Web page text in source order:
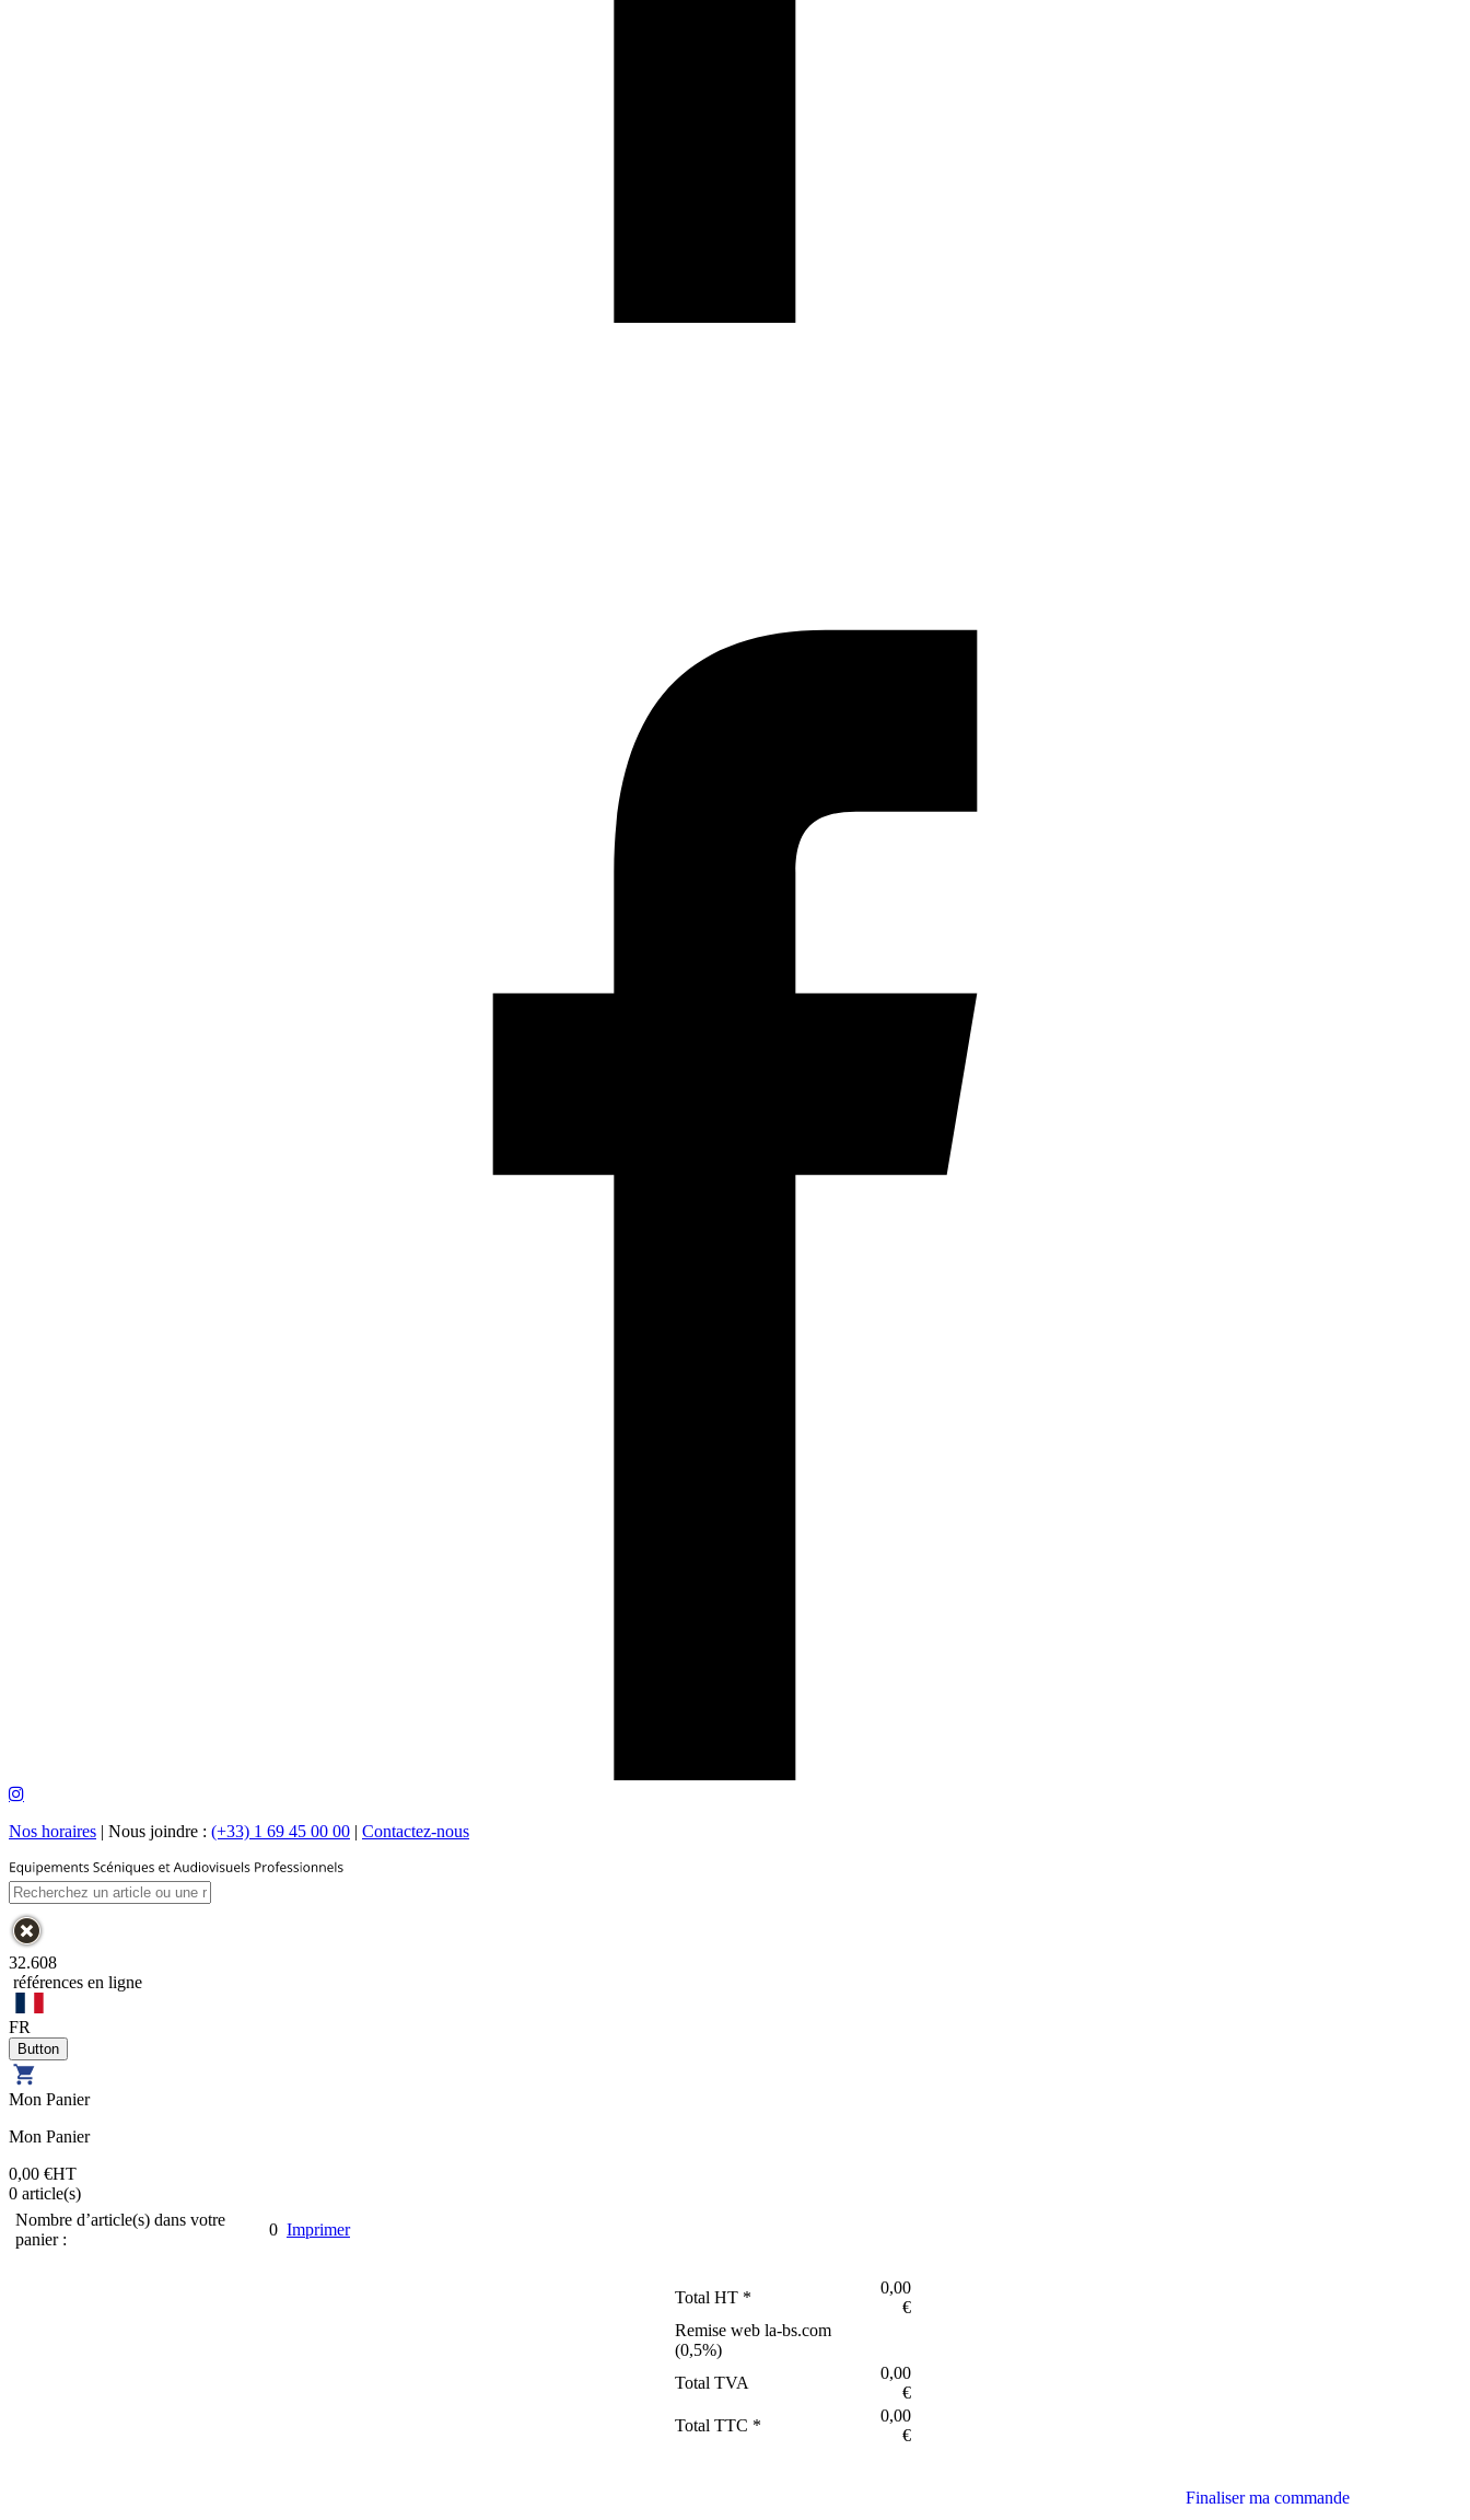
Nos horaires | Nous joindre : (+33) 1 69 45 00 00 | Contactez-nous
32.608
références en ligne
FR
Mon Panier
Mon Panier
0,00 €HT
0 article(s)
Nombre d’article(s) dans votre
panier :
0 Imprimer
Total HT *
0,00
€
Remise web la-bs.com
(0,5%)
Total TVA
0,00
€
Total TTC *
0,00
€
Finaliser ma commande